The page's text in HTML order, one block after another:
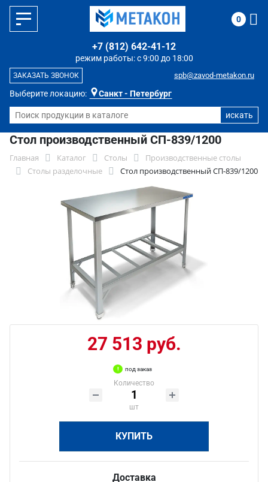
Выберите локацию: Санкт - Петербург
режим работы: с 9:00 до 18:00
+7 (812) 642-41-12
spb@zavod-metakon.ru
ЗАКАЗАТЬ ЗВОНОК
0
Стол производственный СП-839/1200
Главная Каталог Столы
Производственные столы
Столы разделочные
Стол производственный СП-839/1200
27 513 руб.
под заказ
Количество
шт
КУПИТЬ
Доставка